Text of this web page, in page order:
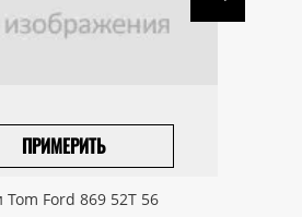
ПРИМЕРИТЬ
ПОД ЗАКАЗ
Tom Ford 869 52T 56